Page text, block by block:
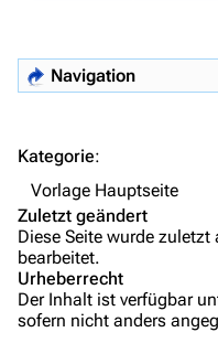
Letzte
Wiki-
Navigation
Kategorie:
Vorlage Hauptseite
Zuletzt geändert
Diese Seite wurde
bearbeitet.
Urheberrecht
Der Inhalt ist verfügbar
sofern nicht anders